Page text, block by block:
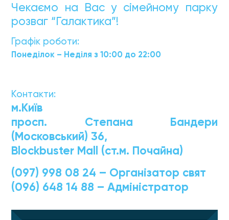
Чекаємо на Вас у сімейному парку
розваг “Галактика”!
Графік роботи:
Понеділок – Неділя з 10:00 до 22:00
Контакти:
м.Київ
просп. Степана Бандери
(Московський) 36,
Blockbuster Mall (ст.м. Почайна)
(097) 998 08 24 – Організатор свят
(096) 648 14 88 – Адміністратор